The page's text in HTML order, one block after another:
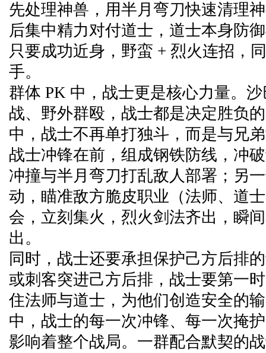
先处理神兽，用半月弯刀快速清理
后集中精力对付道士，道士本身防
只要成功近身，野蛮 + 烈火连招，
手。
群体 PK 中，战士更是核心力量。
战、野外群殴，战士都是决定胜负
中，战士不再单打独斗，而是与兄
战士冲锋在前，组成钢铁防线，冲
冲撞与半月弯刀打乱敌人部署；另
动，瞄准敌方脆皮职业（法师、道
会，立刻集火，烈火剑法齐出，瞬
出。
同时，战士还要承担保护己方后排
或刺客突进己方后排，战士要第一
住法师与道士，为他们创造安全的
中，战士的每一次冲锋、每一次掩
影响着整个战局。一群配合默契的